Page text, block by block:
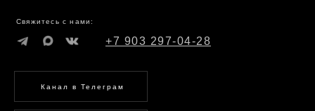
+7 903 297-04-28
Канал в Телеграм
Свяжитесь с нами: